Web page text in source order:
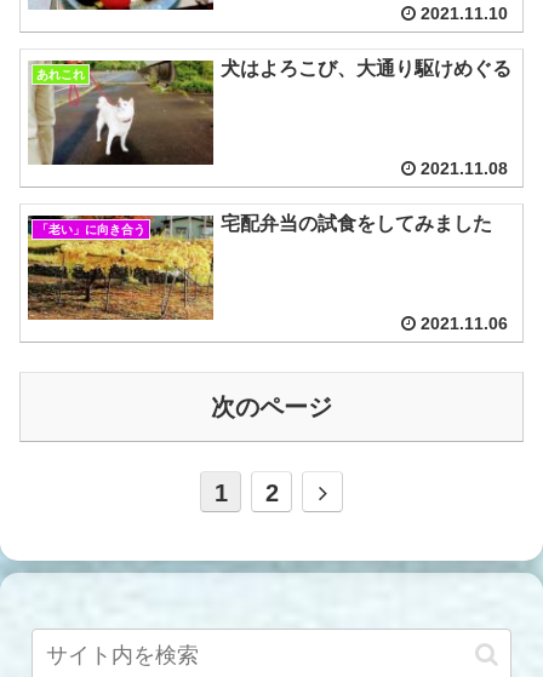
2021.11.10
あれこれ 犬はよろこび、大通り駆けめぐる
2021.11.08
「老い」に向き合う 宅配弁当の試食をしてみました
2021.11.06
次のページ
1 2